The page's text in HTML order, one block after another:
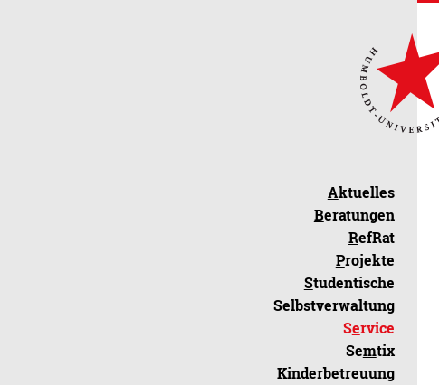
Aktuelles
Beratungen
RefRat
Projekte
Studentische
Selbstverwaltung
Service
Semtix
Kinderbetreuung